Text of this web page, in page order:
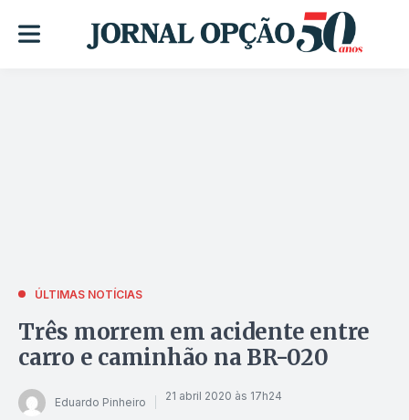
ÚLTIMAS NOTÍCIAS
Três morrem em acidente entre
carro e caminhão na BR-020
Eduardo Pinheiro 21 abril 2020 às 17h24